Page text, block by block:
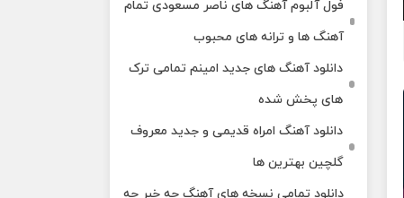
فول آلبوم آهنگ‌ های ناصر مسعودی تمام
آهنگ‌ ها و ترانه‌ های محبوب
دانلود آهنگ های جدید امینم تمامی ترک
های پخش شده
دانلود آهنگ امراه قدیمی و جدید معروف
گلچین بهترین ها
دانلود تمامی نسخه های آهنگ چه خبر چه